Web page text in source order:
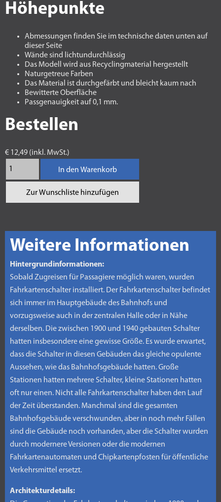
Höhepunkte
Abmessungen finden Sie im technische daten unten auf
dieser Seite
Wände sind lichtundurchlässig
Das Modell wird aus Recyclingmaterial hergestellt
Naturgetreue Farben
Das Material ist durchgefärbt und bleicht kaum nach
Bewitterte Oberfläche
Passgenauigkeit auf 0,1 mm.
Bestellen
€ 12,49 (inkl. MwSt.)
In den Warenkorb
Zur Wunschliste hinzufügen
Weitere Informationen
Hintergrundinformationen:
Sobald Zugreisen für Passagiere möglich waren, wurden
Fahrkartenschalter installiert. Der Fahrkartenschalter befindet
sich immer im Hauptgebäude des Bahnhofs und
vorzugsweise auch in der zentralen Halle oder in Nähe
derselben. Die zwischen 1900 und 1940 gebauten Schalter
hatten insbesondere eine gewisse Größe. Es wurde erwartet,
dass die Schalter in diesen Gebäuden das gleiche opulente
Aussehen, wie das Bahnhofsgebäude hatten. Große
Stationen hatten mehrere Schalter, kleine Stationen hatten
oft nur einen. Nicht alle Fahrkartenschalter haben den Lauf
der Zeit überstanden. Manchmal sind die gesamten
Bahnhofsgebäude verschwunden, aber in noch mehr Fällen
sind die Gebäude noch vorhanden, aber die Schalter wurden
durch modernere Versionen oder die modernen
Fahrkartenautomaten und Chipkartenpfosten für öffentliche
Verkehrsmittel ersetzt.
Architekturdetails: